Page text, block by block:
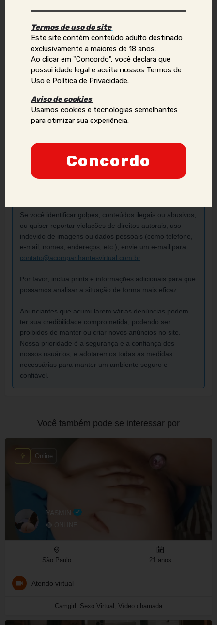
Atendo virtual
Tags
Camgirl
Vídeo chamada
Denunciar anúncio
Se você identificar golpes, conteúdos ilegais ou abusivos,
ou quiser reportar violações de direitos autorais, uso
indevido de imagens ou dados pessoais (como telefone,
e-mail, nomes, endereços, etc.), envie um e-mail para:
contato@acompanhantesvirtual.com.br
Por favor, inclua prints e informações adicionais para que
possamos analisar a situação de forma mais eficaz.
Anunciantes que acumularem várias denúncias podem
ter sua credibilidade comprometida, podendo ser
proibidos de manter ou criar novos anúncios no site.
Nossa prioridade é a segurança e a confiança dos
nossos usuários, e adotaremos todas as medidas
necessárias para manter um ambiente seguro e
confiável.
Você também pode se interessar por
YASMIN
🟢 ONLINE
Online
São Paulo 21 anos
Atendo virtual
Camgirl, Sexo Virtual, Vídeo chamada
Termos de uso do site
Este site contém conteúdo adulto destinado
exclusivamente a maiores de 18 anos.
Ao clicar em "Concordo", você declara que
possui idade legal e aceita nossos Termos de
Uso e Política de Privacidade.
Aviso de cookies
Usamos cookies e tecnologias semelhantes
para otimizar sua experiência.
Concordo